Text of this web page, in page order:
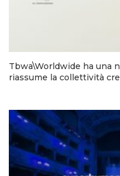
Tbwa\Worldwide ha una
riassume la collettività